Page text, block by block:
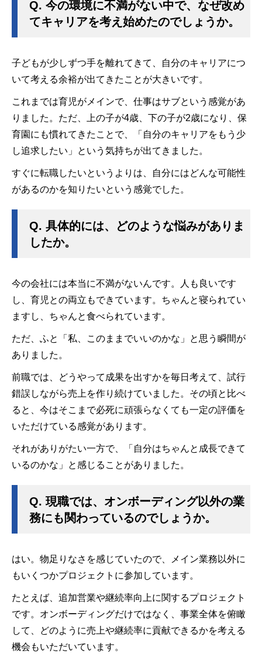
Q. 今の環境に不満がない中で、なぜ改め
てキャリアを考え始めたのでしょうか。
子どもが少しずつ手を離れてきて、自分のキャリアにつ
いて考える余裕が出てきたことが大きいです。
これまでは育児がメインで、仕事はサブという感覚があ
りました。ただ、上の子が4歳、下の子が2歳になり、保
育園にも慣れてきたことで、「自分のキャリアをもう少
し追求したい」という気持ちが出てきました。
すぐに転職したいというよりは、自分にはどんな可能性
があるのかを知りたいという感覚でした。
Q. 具体的には、どのような悩みがありま
したか。
今の会社には本当に不満がないんです。人も良いです
し、育児との両立もできています。ちゃんと寝られてい
ますし、ちゃんと食べられています。
ただ、ふと「私、このままでいいのかな」と思う瞬間が
ありました。
前職では、どうやって成果を出すかを毎日考えて、試行
錯誤しながら売上を作り続けていました。その頃と比べ
ると、今はそこまで必死に頑張らなくても一定の評価を
いただけている感覚があります。
それがありがたい一方で、「自分はちゃんと成長できて
いるのかな」と感じることがありました。
Q. 現職では、オンボーディング以外の業
務にも関わっているのでしょうか。
はい。物足りなさを感じていたので、メイン業務以外に
もいくつかプロジェクトに参加しています。
たとえば、追加営業や継続率向上に関するプロジェクト
です。オンボーディングだけではなく、事業全体を俯瞰
して、どのように売上や継続率に貢献できるかを考える
機会もいただいています。